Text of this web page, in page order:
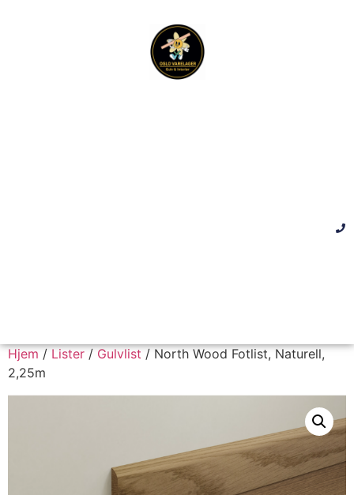
Hjem/Lister/Gulvlist/ North Wood Fotlist, Naturell,
2,25m